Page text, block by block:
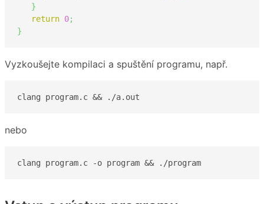
}
return 0;
}
Vyzkoušejte kompilaci a spuštění programu, např.
clang program.c && ./a.out
nebo
clang program.c -o program && ./program